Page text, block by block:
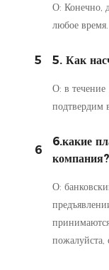
О: Конечно,
любое время.
5 5. Как
О: в
подтвердим
6
6.какие
компания?
О:
пожалуйста,